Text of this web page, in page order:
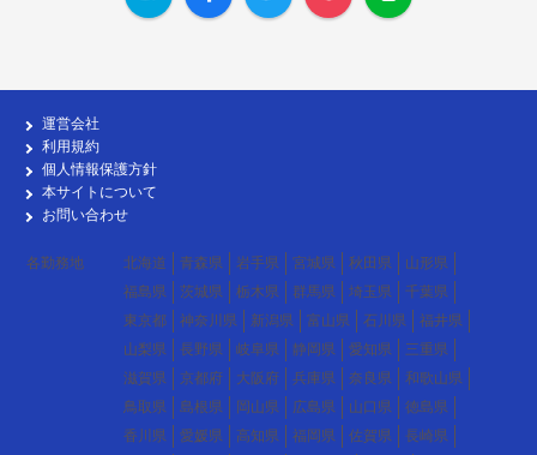
運営会社
利用規約
個人情報保護方針
本サイトについて
お問い合わせ
各勤務地 北海道 青森県 岩手県 宮城県 秋田県
山形県
福島県
茨城県 栃木県 群馬県 埼玉県
千葉県
東京都
神奈川県 新潟県 富山県 石川県
福井県
山梨県
長野県 岐阜県 静岡県 愛知県
三重県
滋賀県
京都府 大阪府 兵庫県 奈良県
和歌山県
鳥取県
島根県 岡山県 広島県 山口県
徳島県
香川県
愛媛県 高知県 福岡県 佐賀県 長崎県